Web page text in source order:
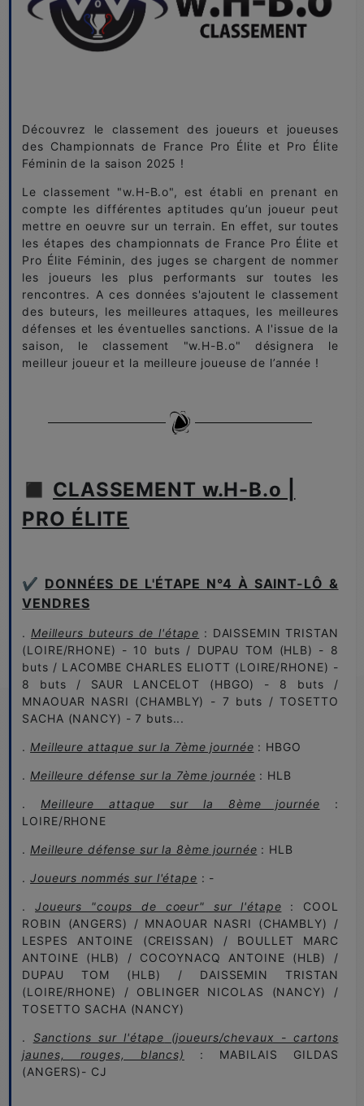
Découvrez le classement des joueurs et joueuses
des Championnats de France Pro Élite et Pro Élite
Féminin de la saison 2025 !
Le classement "w.H-B.o", est établi en prenant en
compte les différentes aptitudes qu’un joueur peut
mettre en oeuvre sur un terrain. En effet, sur toutes
les étapes des championnats de France Pro Élite et
Pro Élite Féminin, des juges se chargent de nommer
les joueurs les plus performants sur toutes les
rencontres. A ces données s'ajoutent le classement
des buteurs, les meilleures attaques, les meilleures
défenses et les éventuelles sanctions. A l'issue de la
saison, le classement "w.H-B.o" désignera le
meilleur joueur et la meilleure joueuse de l’année !
◼️ CLASSEMENT w.H-B.o |
PRO ÉLITE
✔️ DONNÉES DE L'ÉTAPE N°4 À SAINT-LÔ &
VENDRES
. Meilleurs buteurs de l'étape : DAISSEMIN TRISTAN
(LOIRE/RHONE) - 10 buts / DUPAU TOM (HLB) - 8
buts / LACOMBE CHARLES ELIOTT (LOIRE/RHONE) -
8 buts / SAUR LANCELOT (HBGO) - 8 buts /
MNAOUAR NASRI (CHAMBLY) - 7 buts / TOSETTO
SACHA (NANCY) - 7 buts...
. Meilleure attaque sur la 7ème journée : HBGO
. Meilleure défense sur la 7ème journée : HLB
. Meilleure attaque sur la 8ème journée :
LOIRE/RHONE
. Meilleure défense sur la 8ème journée : HLB
.Joueurs nommés sur l'étape : -
.Joueurs "coups de coeur" sur l'étape : COOL
ROBIN (ANGERS) / MNAOUAR NASRI (CHAMBLY) /
LESPES ANTOINE (CREISSAN) / BOULLET MARC
ANTOINE (HLB) / COCOYNACQ ANTOINE (HLB) /
DUPAU TOM (HLB) / DAISSEMIN TRISTAN
(LOIRE/RHONE) / OBLINGER NICOLAS (NANCY) /
TOSETTO SACHA (NANCY)
. Sanctions sur l'étape (joueurs/chevaux - cartons
jaunes, rouges, blancs)
: MABILAIS GILDAS
(ANGERS)- CJ